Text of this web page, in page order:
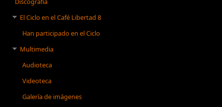
El Ciclo en el Café Libertad 8
Han participado en el Ciclo
Multimedia
Audioteca
Videoteca
Galería de imágenes